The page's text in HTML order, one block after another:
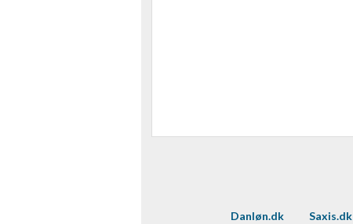
Danløn.dk Saxis.dk